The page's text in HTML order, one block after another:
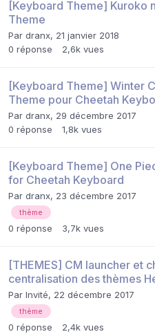
[Keyboard Theme] Kuroko
Theme
Par dranx, 21 janvier 2018
0 réponse 2,6k vues
[Keyboard Theme] Winter
Theme pour Cheetah
Par dranx, 29 décembre 2017
0 réponse 1,8k vues
[Keyboard Theme] One
for Cheetah Keyboard
Par dranx, 23 décembre 2017
thème
0 réponse 3,7k vues
[THEMES] CM launcher et
centralisation des thèmes
Par Invité, 22 décembre 2017
thème
0 réponse 2,4k vues